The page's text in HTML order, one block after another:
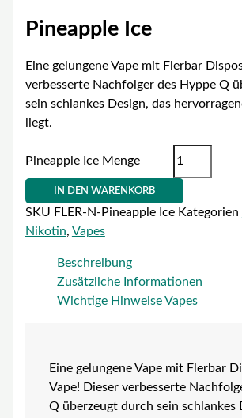
Pineapple Ice
Eine gelungene Vape mit Flerbar
verbesserte Nachfolger des Hyppe Q
sein schlankes Design, das
liegt.
Pineapple Ice Menge
IN DEN WARENKORB
SKU FLER-N-Pineapple Ice Kategorien
Nikotin, Vapes
Beschreibung
Zusätzliche Informationen
Wichtige Hinweise Vapes
Eine gelungene Vape mit Flerbar
Vape! Dieser verbesserte
Q überzeugt durch sein schlankes